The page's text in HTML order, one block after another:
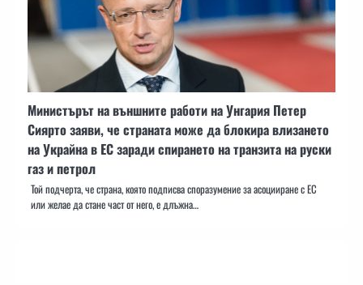
Министърът на външните работи на Унгария Петер
Сиярто заяви, че страната може да блокира влизането
на Украйна в ЕС заради спирането на транзита на руски
газ и петрол
Той подчерта, че страна, която подписва споразумение за асоцииране с ЕС
или желае да стане част от него, е длъжна…